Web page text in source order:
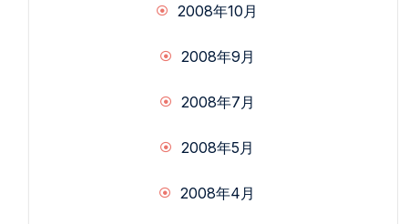
2008年10月
2008年9月
2008年7月
2008年5月
2008年4月